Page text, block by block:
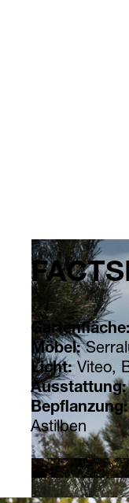
Gartenfläche:
Möbel:
Licht:Viteo,
Ausstattung:
Bepflanzung:
Astilben